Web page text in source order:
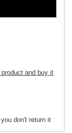
and buy it
don't return it